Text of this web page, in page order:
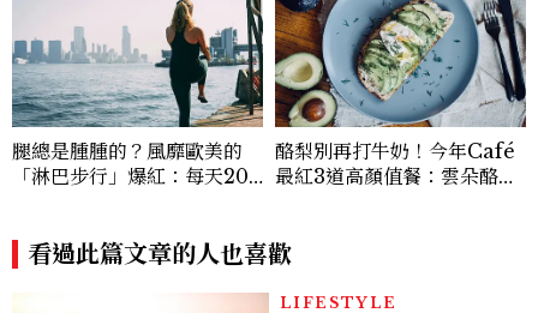
腿總是腫腫的？風靡歐美的
「淋巴步行」爆紅：每天20
酪梨別再打牛奶！今年Café
最紅3道高顏值餐：雲朵酪梨
看過此篇文章的人也喜歡
LIFESTYLE